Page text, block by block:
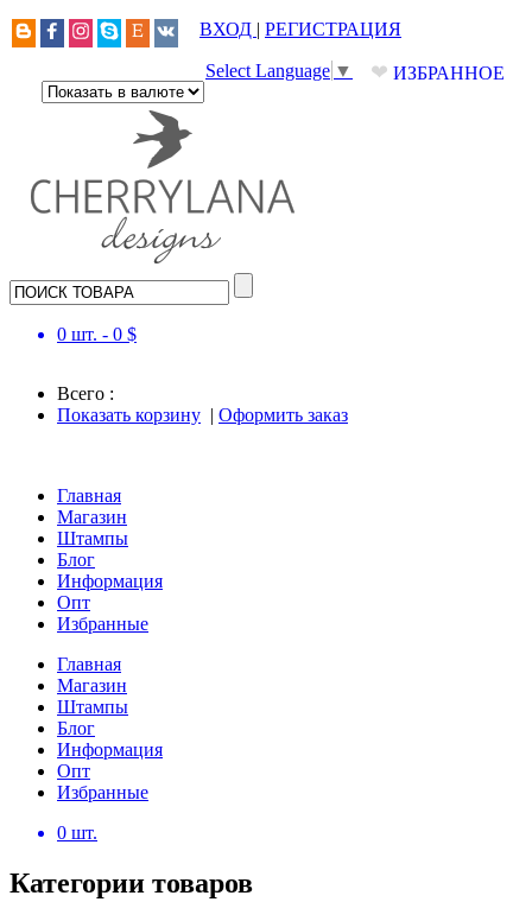
ВХОД | РЕГИСТРАЦИЯ
❤ ИЗБРАННОЕ
Select Language ▼
0 шт. - 0 $
Всего :
Показать корзину | Оформить заказ
Главная
Магазин
Штампы
Блог
Информация
Опт
Избранные
Главная
Магазин
Штампы
Блог
Информация
Опт
Избранные
0 шт.
Категории товаров